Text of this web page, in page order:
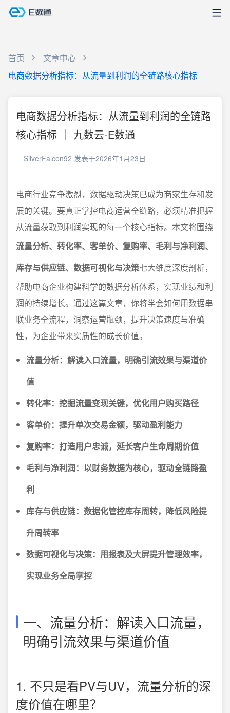
首页
文章中心
电商数据分析指标：从流量到利润的全链路核心指标
电商数据分析指标：从流量到利润的全链路
核心指标 ｜ 九数云-E数通
SilverFalcon92 发表于2026年1月23日
电商行业竞争激烈，数据驱动决策已成为商家生存和发
展的关键。要真正掌控电商运营全链路，必须精准把握
从流量获取到利润实现的每一个核心指标。本文将围绕
流量分析、转化率、客单价、复购率、毛利与净利润、
库存与供应链、数据可视化与决策七大维度深度剖析，
帮助电商企业构建科学的数据分析体系，实现业绩和利
润的持续增长。通过这篇文章，你将学会如何用数据串
联业务全流程，洞察运营瓶颈，提升决策速度与准确
性，为企业带来实质性的成长价值。
流量分析：解读入口流量，明确引流效果与渠道价
值
转化率：挖掘流量变现关键，优化用户购买路径
客单价：提升单次交易金额，驱动盈利能力
复购率：打造用户忠诚，延长客户生命周期价值
毛利与净利润：以财务数据为核心，驱动全链路盈
利
库存与供应链：数据化管控库存周转，降低风险提
升周转率
数据可视化与决策：用报表及大屏提升管理效率，
实现业务全局掌控
一、流量分析：解读入口流量，
明确引流效果与渠道价值
1. 不只是看PV与UV，流量分析的深
度价值在哪里？